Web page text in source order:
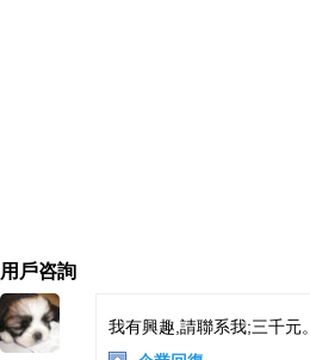
用戶咨詢
我有興趣,請聯系我;三千元。